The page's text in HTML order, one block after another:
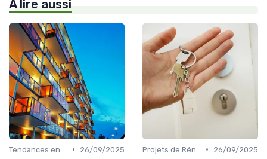
À lire aussi
•
26/09/2025
•
26/09/2025